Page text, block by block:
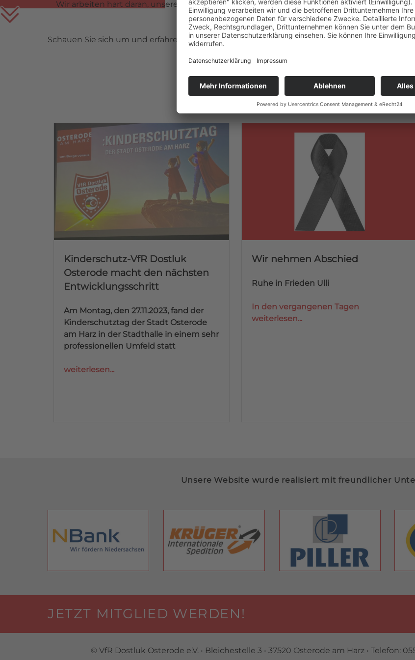
#GEMEINSAMAM
Wir arbeiten hart daran, unseren Spieler:innen und Trainer:innen das bestmögliche
verbessern und unsere Mannschaften auf dem Platz
Schauen Sie sich um und erfahren Sie mehr über den Verein und unsere Geschichte. Alle
Die neuesten Beiträge aus unserem
Kinderschutz-VfR Dostluk
Osterode macht den nächsten
Entwicklungsschritt
Am Montag, den 27.11.2023, fand der
Kinderschutztag der Stadt Osterode
am Harz in der Stadthalle in einem sehr
professionellen Umfeld statt
weiterlesen...
Wir nehmen Abschied
Ruhe in Frieden Ulli
In den vergangenen Tagen
weiterlesen...
Unsere Website wurde realisiert mit freundlicher
JETZT MITGLIED WERDEN!
© VfR Dostluk Osterode e.V. • Bleichestelle 3 • 37520 Osterode am Harz • Telefon: